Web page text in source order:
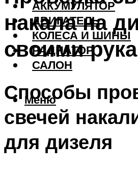
АККУМУЛЯТОР
ДВИГАТЕЛЬ
КОЛЕСА И ШИНЫ
РАДИАТОР
САЛОН
Меню
накала на
своими
Способы
свечей
для дизеля